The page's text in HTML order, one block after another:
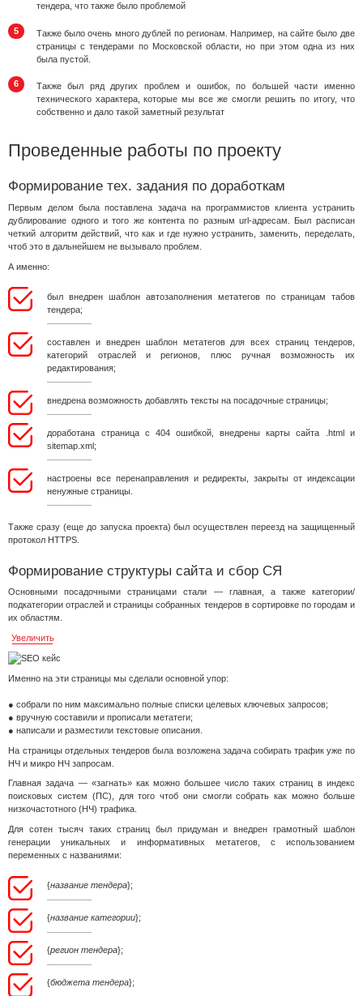
тендера, что также было проблемой
Также было очень много дублей по регионам. Например, на сайте было две
страницы с тендерами по Московской области, но при этом одна из них
была пустой.
Также был ряд других проблем и ошибок, по большей части именно
технического характера, которые мы все же смогли решить по итогу, что
собственно и дало такой заметный результат
Проведенные работы по проекту
Формирование тех. задания по доработкам
Первым делом была поставлена задача на программистов клиента устранить
дублирование одного и того же контента по разным url-адресам. Был расписан
четкий алгоритм действий, что как и где нужно устранить, заменить, переделать,
чтоб это в дальнейшем не вызывало проблем.
А именно:
был внедрен шаблон автозаполнения метатегов по страницам табов
тендера;
составлен и внедрен шаблон метатегов для всех страниц тендеров,
категорий отраслей и регионов, плюс ручная возможность их
редактирования;
внедрена возможность добавлять тексты на посадочные страницы;
доработана страница с 404 ошибкой, внедрены карты сайта .html и
sitemap.xml;
настроены все перенаправления и редиректы, закрыты от индексации
ненужные страницы.
Также сразу (еще до запуска проекта) был осуществлен переезд на защищенный
протокол HTTPS.
Формирование структуры сайта и сбор СЯ
Основными посадочными страницами стали — главная, а также категории/
подкатегории отраслей и страницы собранных тендеров в сортировке по городам и
их областям.
Увеличить
Именно на эти страницы мы сделали основной упор:
● собрали по ним максимально полные списки целевых ключевых запросов;
● вручную составили и прописали метатеги;
● написали и разместили текстовые описания.
На страницы отдельных тендеров была возложена задача собирать трафик уже по
НЧ и микро НЧ запросам.
Главная задача — «загнать» как можно большее число таких страниц в индекс
поисковых систем (ПС), для того чтоб они смогли собрать как можно больше
низкочастотного (НЧ) трафика.
Для сотен тысяч таких страниц был придуман и внедрен грамотный шаблон
генерации уникальных и информативных метатегов, с использованием
переменных с названиями:
{название тендера};
{название категории};
{регион тендера};
{бюджета тендера};